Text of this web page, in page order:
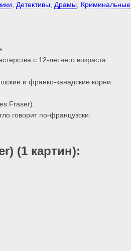
Детективы Драмы Криминальные
с 12-летнего возраста.
и франко-канадские корни.
Fraser).
говорит по-французски.
(1 картин):